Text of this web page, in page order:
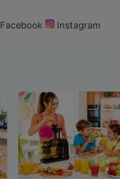
Facebook Instagram